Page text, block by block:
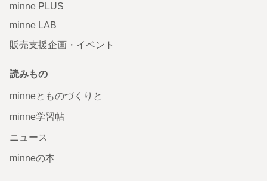
minne PLUS
minne LAB
販売支援企画・イベント
読みもの
minneとものづくりと
minne学習帖
ニュース
minneの本